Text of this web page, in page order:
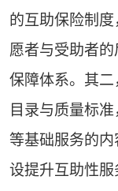
的互助保险制
愿者与受助者
保障体系。其
目录与质量标
等基础服务的
设提升互助性